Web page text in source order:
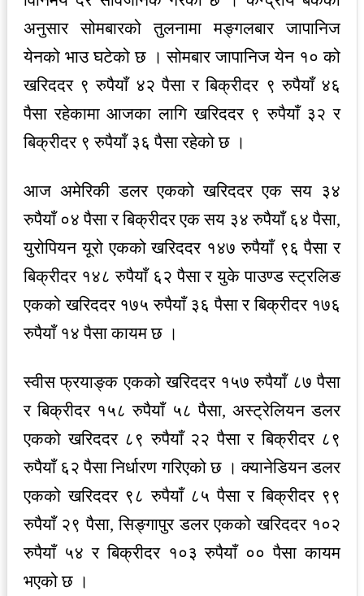
अनुसार सोमबारको तुलनामा मङ्गलबार जापानिज
येनको भाउ घटेको छ । सोमबार जापानिज येन १० को
खरिददर ९ रुपैयाँ ४२ पैसा र बिक्रीदर ९ रुपैयाँ ४६
पैसा रहेकामा आजका लागि खरिददर ९ रुपैयाँ ३२ र
बिक्रीदर ९ रुपैयाँ ३६ पैसा रहेको छ ।
आज अमेरिकी डलर एकको खरिददर एक सय ३४
रुपैयाँ ०४ पैसा र बिक्रीदर एक सय ३४ रुपैयाँ ६४ पैसा,
युरोपियन यूरो एकको खरिददर १४७ रुपैयाँ ९६ पैसा र
बिक्रीदर १४८ रुपैयाँ ६२ पैसा र युके पाउण्ड स्ट्रलिङ
एकको खरिददर १७५ रुपैयाँ ३६ पैसा र बिक्रीदर १७६
रुपैयाँ १४ पैसा कायम छ ।
स्वीस फ्रयाङ्क एकको खरिददर १५७ रुपैयाँ ८७ पैसा
र बिक्रीदर १५८ रुपैयाँ ५८ पैसा, अस्ट्रेलियन डलर
एकको खरिददर ८९ रुपैयाँ २२ पैसा र बिक्रीदर ८९
रुपैयाँ ६२ पैसा निर्धारण गरिएको छ । क्यानेडियन डलर
एकको खरिददर ९८ रुपैयाँ ८५ पैसा र बिक्रीदर ९९
रुपैयाँ २९ पैसा, सिङ्गापुर डलर एकको खरिददर १०२
रुपैयाँ ५४ र बिक्रीदर १०३ रुपैयाँ ०० पैसा कायम
भएको छ ।